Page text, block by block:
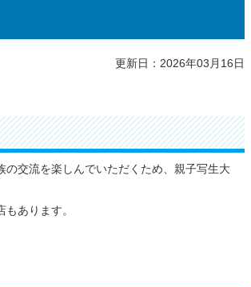
更新日：2026年03月16日
交流を楽しんでいただくため、親子写生大
あります。